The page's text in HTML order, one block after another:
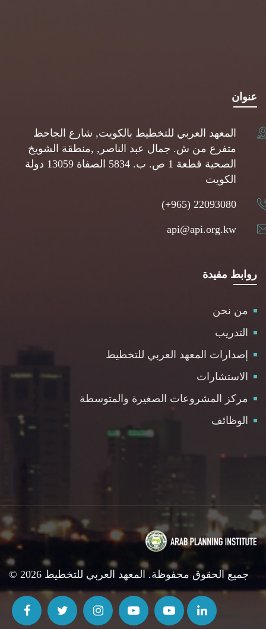
عنوان
المعهد العربي للتخطيط بالكويت, شارع الجاحظ
متفرع من ش. جمال عبد الناصر, ,منطقة الشويخ
الصحية قطعة 1 ص. ب. 5834 الصفاة 13059 دولة
الكويت
(+965) 22093080
api@api.org.kw
روابط مفيدة
من نحن
التدريب
إصدارات المعهد العربي للتخطيط
الاستشارات
مركز المشروعات الصغيرة والمتوسطة
الوظائف
© 2026 جميع الحقوق محفوظة. المعهد العربي للتخطيط